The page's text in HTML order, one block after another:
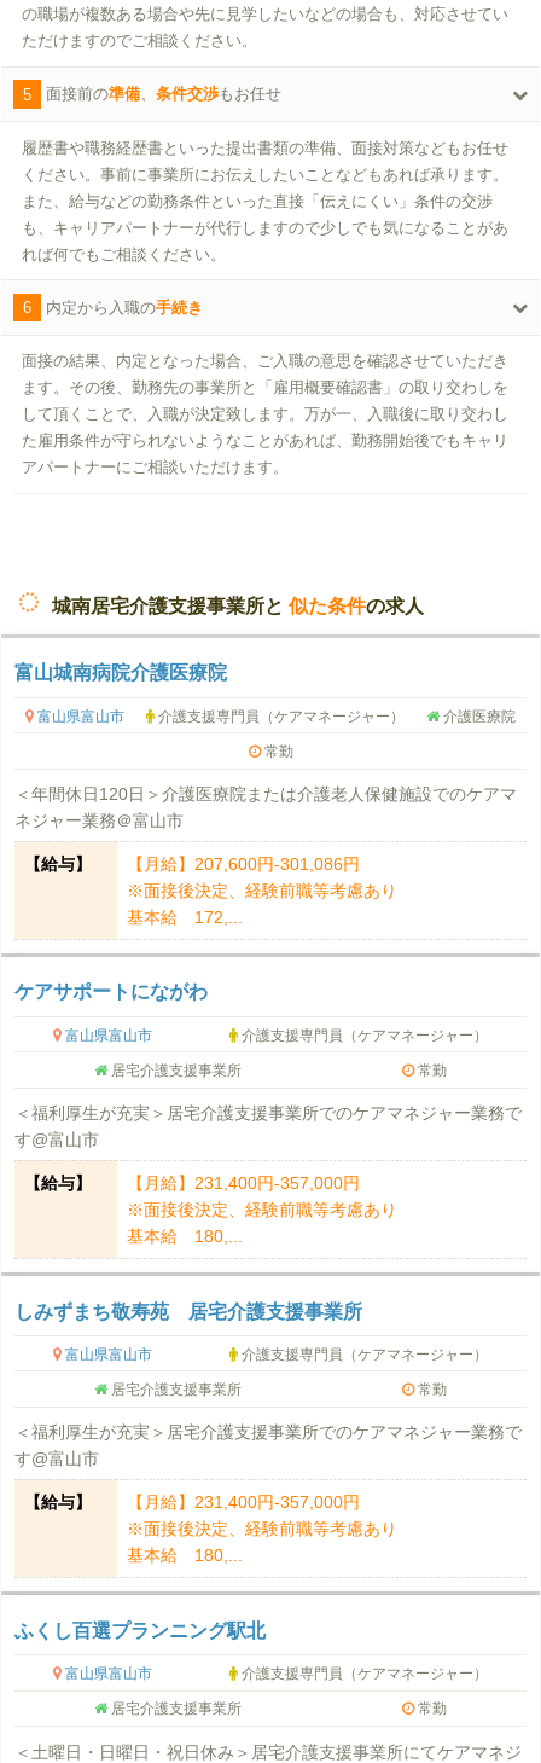
の職場が複数ある場合や先に見学したいなどの場合も、対応させてい
ただけますのでご相談ください。
5 面接前の準備、 条件交渉もお任せ
履歴書や職務経歴書といった提出書類の準備、面接対策などもお任せ
ください。事前に事業所にお伝えしたいことなどもあれば承ります。
また、給与などの勤務条件といった直接「伝えにくい」条件の交渉
も、キャリアパートナーが代行しますので少しでも気になることがあ
れば何でもご相談ください。
6 内定から入職の手続き
面接の結果、内定となった場合、ご入職の意思を確認させていただき
ます。その後、勤務先の事業所と「雇用概要確認書」の取り交わしを
して頂くことで、入職が決定致します。万が一、入職後に取り交わし
た雇用条件が守られないようなことがあれば、勤務開始後でもキャリ
アパートナーにご相談いただけます。
城南居宅介護支援事業所と 似た条件の求人
富山城南病院介護医療院
富山県富山市 介護支援専門員（ケアマネージャー） 介護医療院
常勤
＜年間休日120日＞介護医療院または介護老人保健施設でのケアマ
ネジャー業務＠富山市
【給与】
【月給】207,600円-301,086円
※面接後決定、経験前職等考慮あり
基本給 172,...
ケアサポートにながわ
富山県富山市 介護支援専門員（ケアマネージャー）
居宅介護支援事業所 常勤
＜福利厚生が充実＞居宅介護支援事業所でのケアマネジャー業務で
す@富山市
【給与】
【月給】231,400円-357,000円
※面接後決定、経験前職等考慮あり
基本給 180,...
しみずまち敬寿苑 居宅介護支援事業所
富山県富山市 介護支援専門員（ケアマネージャー）
居宅介護支援事業所 常勤
＜福利厚生が充実＞居宅介護支援事業所でのケアマネジャー業務で
す@富山市
【給与】
【月給】231,400円-357,000円
※面接後決定、経験前職等考慮あり
基本給 180,...
ふくし百選プランニング駅北
富山県富山市 介護支援専門員（ケアマネージャー）
居宅介護支援事業所 常勤
＜土曜日・日曜日・祝日休み＞居宅介護支援事業所にてケアマネジ